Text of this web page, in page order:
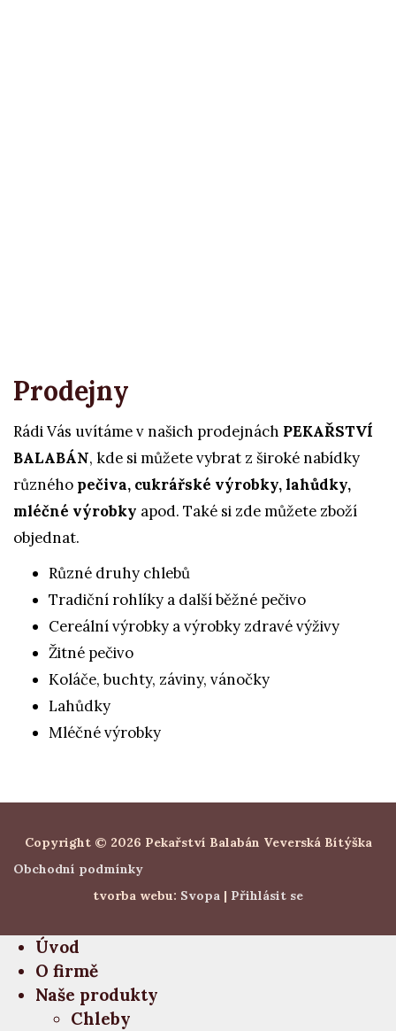
Prodejny
Rádi Vás uvítáme v našich prodejnách PEKAŘSTVÍ
BALABÁN, kde si můžete vybrat z široké nabídky
různého pečiva, cukrářské výrobky, lahůdky,
mléčné výrobky apod. Také si zde můžete zboží
objednat.
Různé druhy chlebů
Tradiční rohlíky a další běžné pečivo
Cereální výrobky a výrobky zdravé výživy
Žitné pečivo
Koláče, buchty, záviny, vánočky
Lahůdky
Mléčné výrobky
Copyright © 2026 Pekařství Balabán Veverská Bítýška
Obchodní podmínky
tvorba webu: Svopa | Přihlásit se
Úvod
O firmě
Naše produkty
Chleby